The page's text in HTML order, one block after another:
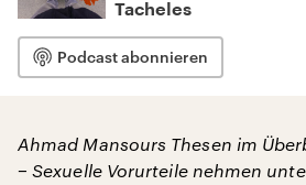
Tacheles
Podcast abonnieren
Ahmad Mansours Thesen im
− Sexuelle Vorurteile nehmen